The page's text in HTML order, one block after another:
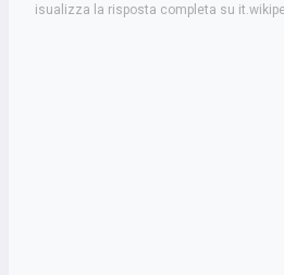
isualizza la risposta completa su